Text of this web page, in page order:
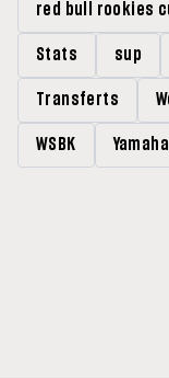
red bull rookies
Stats sup
Transferts
WSBK Yamaha